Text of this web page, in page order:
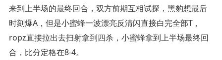
来到上半场的最终回合，双方前期互相试探，黑豹想最后
时刻爆A，但是小蜜蜂一波漂亮反清闪直接白完全部T，
ropz直接拉出去扫射拿到四杀，小蜜蜂拿到上半场最终回
合，比分定格在8-4。